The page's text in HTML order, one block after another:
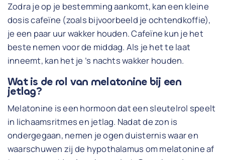
Zodra je op je bestemming aankomt, kan een kleine
dosis cafeïne (zoals bijvoorbeeld je ochtendkoffie),
je een paar uur wakker houden. Cafeïne kun je het
beste nemen voor de middag. Als je het te laat
inneemt, kan het je ’s nachts wakker houden.
Wat is de rol van melatonine bij een
jetlag?
Melatonine is een hormoon dat een sleutelrol speelt
in lichaamsritmes en jetlag. Nadat de zon is
ondergegaan, nemen je ogen duisternis waar en
waarschuwen zij de hypothalamus om melatonine af